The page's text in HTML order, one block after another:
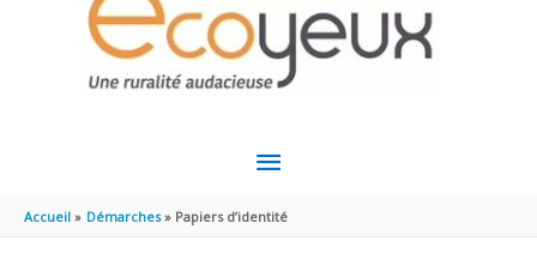
MENU
PRINCIPAL
Accueil Démarches Papiers d’identité